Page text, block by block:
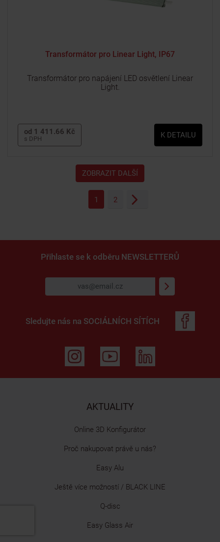
Transformátor pro Linear Light, IP67
Transformátor pro napájení LED osvětlení Linear
Light.
od 1 411.66 Kč
s DPH K DETAILU
ZOBRAZIT DALŠÍ
1 2
Přihlaste se k odběru NEWSLETTERŮ
Sledujte nás na SOCIÁLNÍCH SÍTÍCH
AKTUALITY
Online 3D Konfigurátor
Proč nakupovat právě u nás?
Easy Alu
Ještě více možností / BLACK LINE
Q-disc
Easy Glass Air